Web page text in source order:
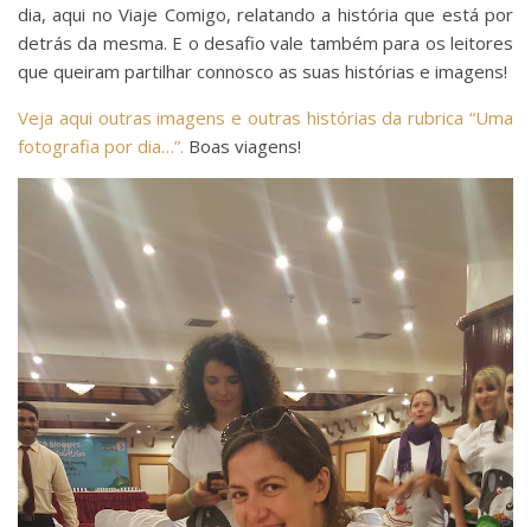
dia, aqui no Viaje Comigo, relatando a história que está por
detrás da mesma. E o desafio vale também para os leitores
que queiram partilhar connosco as suas histórias e imagens!
Veja aqui outras imagens e outras histórias da rubrica “Uma
fotografia por dia…”. Boas viagens!